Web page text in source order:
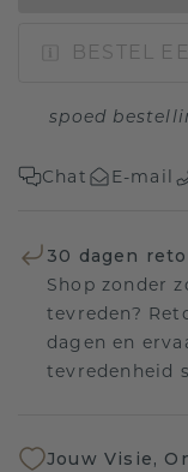
BESTEL
spoed
Chat E-mail
30 dagen
Shop zonder
tevreden?
dagen en
tevredenheid
Jouw Visie,